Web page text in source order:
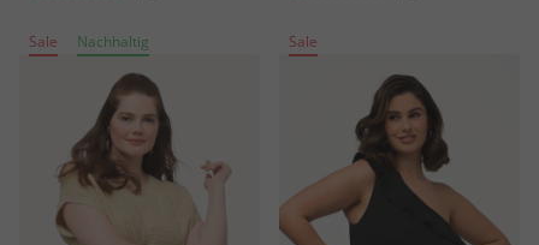
Sale Nachhaltig Sale